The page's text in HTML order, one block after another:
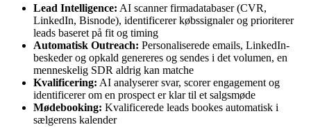
Lead Intelligence: AI scanner firmadatabaser (CVR,
LinkedIn, Bisnode), identificerer købssignaler og prioriterer
leads baseret på fit og timing
Automatisk Outreach: Personaliserede emails, LinkedIn-
beskeder og opkald genereres og sendes i det volumen, en
menneskelig SDR aldrig kan matche
Kvalificering: AI analyserer svar, scorer engagement og
identificerer om en prospect er klar til et salgsmøde
Mødebooking: Kvalificerede leads bookes automatisk i
sælgerens kalender